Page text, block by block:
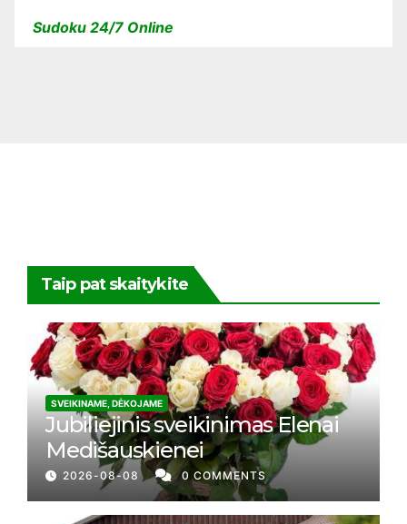
Sudoku 24/7 Online
Taip pat skaitykite
SVEIKINAME, DĖKOJAME
Jubiliejinis sveikinimas Elenai
Medišauskienei
2026-08-08 0 COMMENTS